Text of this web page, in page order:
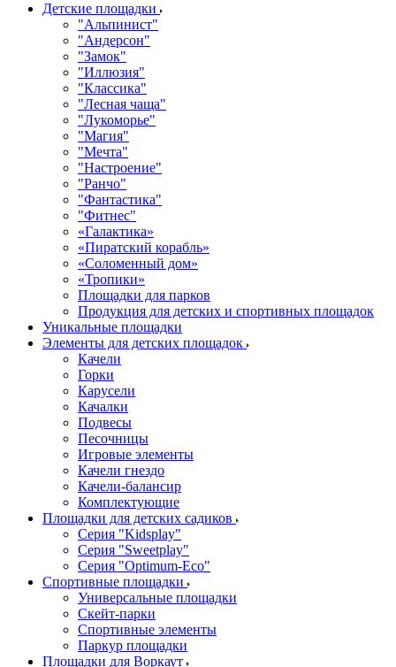
Детские площадки
"Альпинист"
"Андерсон"
"Замок"
"Иллюзия"
"Классика"
"Лесная чаща"
"Лукоморье"
"Магия"
"Мечта"
"Настроение"
"Ранчо"
"Фантастика"
"Фитнес"
«Галактика»
«Пиратский корабль»
«Соломенный дом»
«Тропики»
Площадки для парков
Продукция для детских и спортивных площадок
Уникальные площадки
Элементы для детских площадок
Качели
Горки
Карусели
Качалки
Подвесы
Песочницы
Игровые элементы
Качели гнездо
Качели-балансир
Комплектующие
Площадки для детских садиков
Серия "Kidsplay"
Серия "Sweetplay"
Серия "Оptimum-Еco"
Спортивные площадки
Универсальные площадки
Скейт-парки
Спортивные элементы
Паркур площадки
Площадки для Воркаут